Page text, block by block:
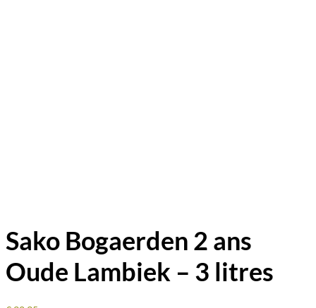
Sako Bogaerden 2 ans
Oude Lambiek – 3 litres